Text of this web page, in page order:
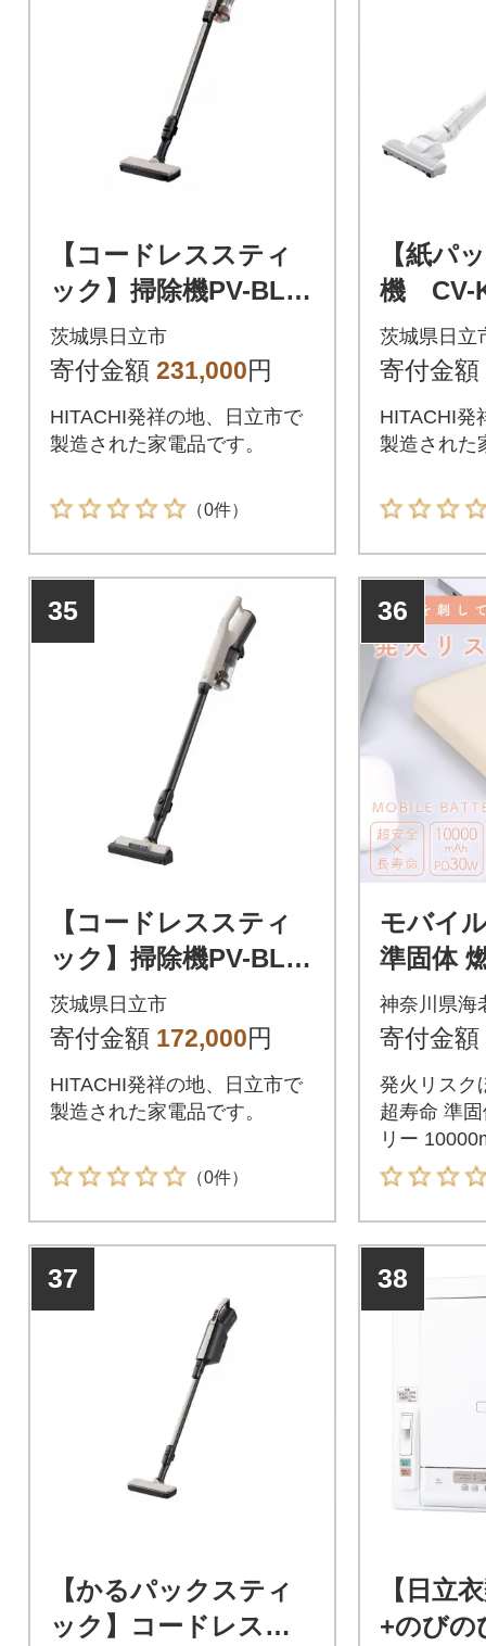
【コードレススティ
ック】掃除機PV-BL50
P (C)
茨城県日立市
寄付金額 231,000円
HITACHI発祥の地、日立市で
製造された家電品です。
（0件）
【紙パ
機 CV-
茨城県日立
寄付金額
HITACHI発
製造された
35
【コードレススティ
ック】掃除機PV-BL3
P (C)
茨城県日立市
寄付金額 172,000円
HITACHI発祥の地、日立市で
製造された家電品です。
（0件）
36
モバイ
準固体
ーモン
神奈川県海
寄付金額
発火リスクほぼ
超寿命 準
リー
37
【かるパックスティ
ック】コードレス掃
38
【日立
+のびの